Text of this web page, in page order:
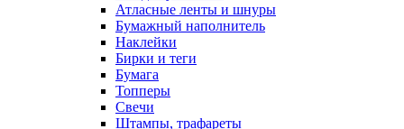
Атласные ленты и шнуры
Бумажный наполнитель
Наклейки
Бирки и теги
Бумага
Топперы
Свечи
Штампы, трафареты